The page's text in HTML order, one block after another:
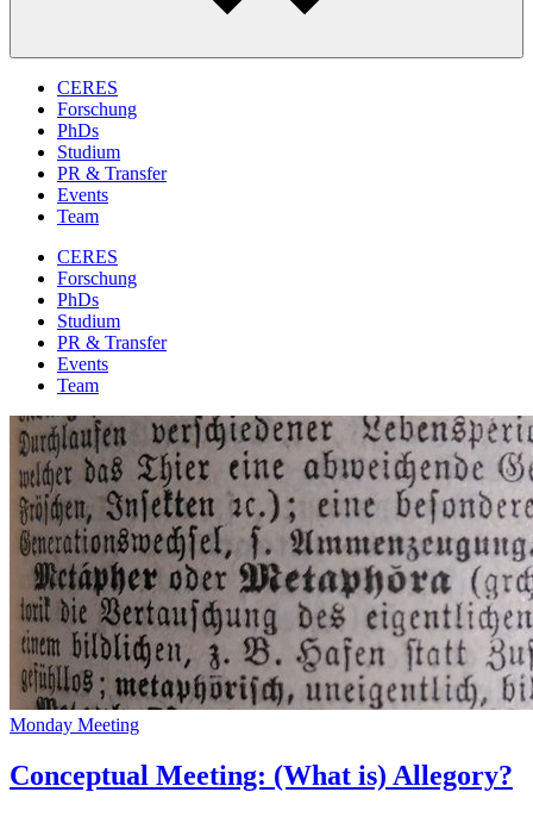
CERES
Forschung
PhDs
Studium
PR & Transfer
Events
Team
CERES
Forschung
PhDs
Studium
PR & Transfer
Events
Team
Monday Meeting
Conceptual Meeting: (What is) Allegory?